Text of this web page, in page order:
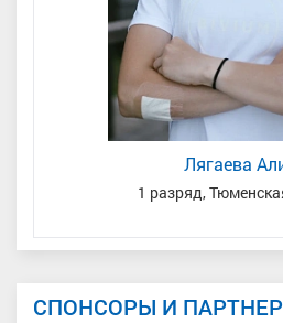
Лягаева
1 разряд,
СПОНСОРЫ И